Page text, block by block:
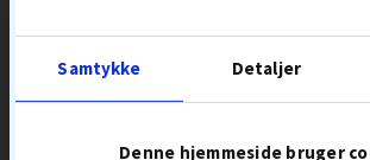
Samtykke Detaljer
Denne hjemmeside bruger
CALLAWAY MIX